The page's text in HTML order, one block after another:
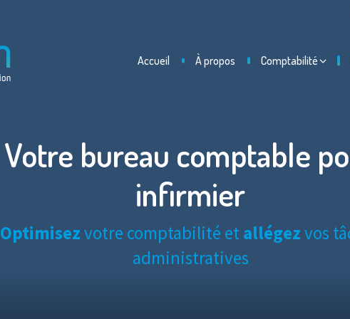
Accueil À propos Comptabilité
Votre bureau comptable
infirmier
Optimisezvotre comptabilité et allégezvos
administratives